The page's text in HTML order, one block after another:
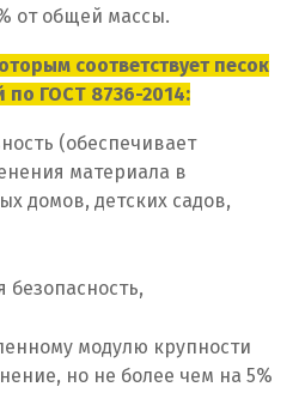
от общей массы.
соответствует песок
ГОСТ 8736-2014:
(обеспечивает
материала в
домов, детских садов,
безопасность,
модулю крупности
но не более чем на 5%